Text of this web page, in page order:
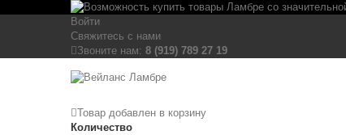
Войти
Свяжитесь с нами
Звоните нам: 8 (919) 789 27 19
Товар добавлен в корзину
Количество